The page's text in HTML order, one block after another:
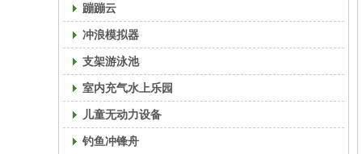
蹦蹦云
冲浪模拟器
支架游泳池
室内充气水上乐园
儿童无动力设备
钓鱼冲锋舟